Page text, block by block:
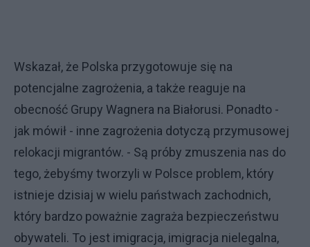
Wskazał, że Polska przygotowuje się na
potencjalne zagrożenia, a także reaguje na
obecność Grupy Wagnera na Białorusi. Ponadto -
jak mówił - inne zagrożenia dotyczą przymusowej
relokacji migrantów. - Są próby zmuszenia nas do
tego, żebyśmy tworzyli w Polsce problem, który
istnieje dzisiaj w wielu państwach zachodnich,
który bardzo poważnie zagraża bezpieczeństwu
obywateli. To jest imigracja, imigracja nielegalna,